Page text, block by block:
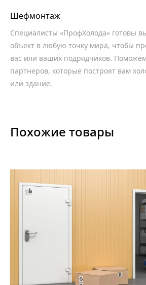
Шефмонтаж
Специалисты «ПрофХолода» готовы
объект в любую точку мира, чтобы
вас или ваших подрядчиков.
партнеров, которые построят вам
или здание.
Похожие товары